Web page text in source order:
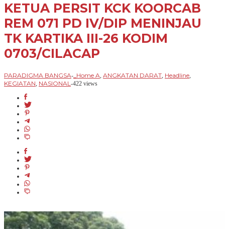
KETUA PERSIT KCK KOORCAB
REM 071 PD IV/DIP MENINJAU
TK KARTIKA III-26 KODIM
0703/CILACAP
PARADIGMA BANGSA- _Home A, ANGKATAN DARAT, Headline,
KEGIATAN, NASIONAL -422 views